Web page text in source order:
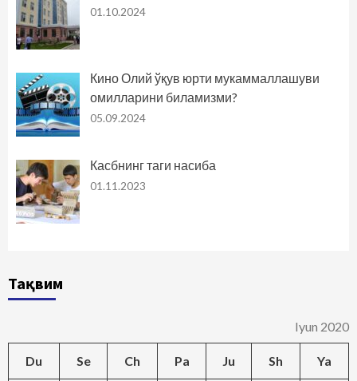
01.10.2024
Кино Олий ўқув юрти мукаммаллашуви
омилларини биламизми?
05.09.2024
Касбнинг таги насиба
01.11.2023
Тақвим
Iyun 2020
Du Se Ch Pa Ju Sh Ya